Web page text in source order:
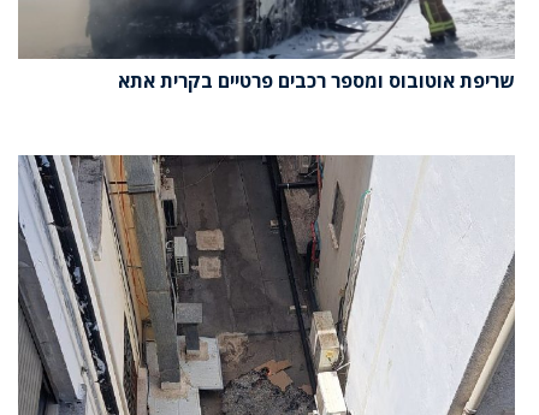
שריפת אוטובוס ומספר רכבים פרטיים בקרית אתא